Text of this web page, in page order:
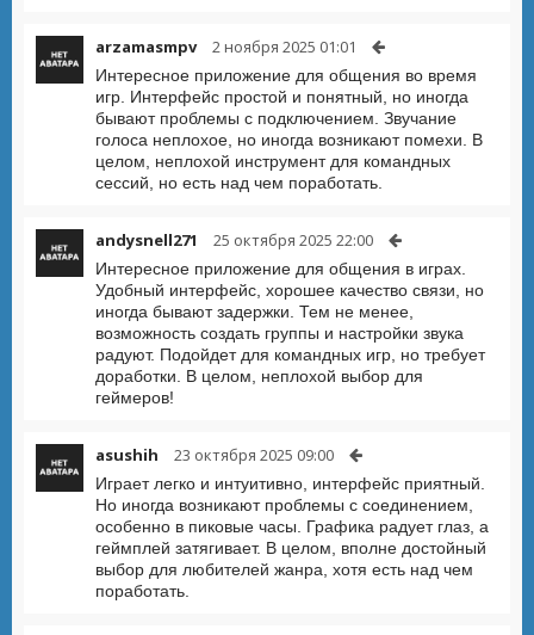
arzamasmpv 2 ноября 2025 01:01
Интересное приложение для общения во время
игр. Интерфейс простой и понятный, но иногда
бывают проблемы с подключением. Звучание
голоса неплохое, но иногда возникают помехи. В
целом, неплохой инструмент для командных
сессий, но есть над чем поработать.
andysnell271 25 октября 2025 22:00
Интересное приложение для общения в играх.
Удобный интерфейс, хорошее качество связи, но
иногда бывают задержки. Тем не менее,
возможность создать группы и настройки звука
радуют. Подойдет для командных игр, но требует
доработки. В целом, неплохой выбор для
геймеров!
asushih 23 октября 2025 09:00
Играет легко и интуитивно, интерфейс приятный.
Но иногда возникают проблемы с соединением,
особенно в пиковые часы. Графика радует глаз, а
геймплей затягивает. В целом, вполне достойный
выбор для любителей жанра, хотя есть над чем
поработать.